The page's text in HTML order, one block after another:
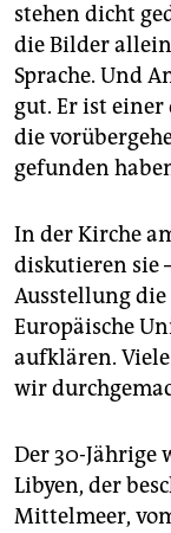
genossenschaft
epaper login
stehen dicht
die Bilder
Sprache. Und
gut. Er ist
die
gefunden
In der Kirche
diskutieren sie
Ausstellung
Europäische
aufklären.
wir
Der 30-Jährige
Libyen, der
Mittelmeer,